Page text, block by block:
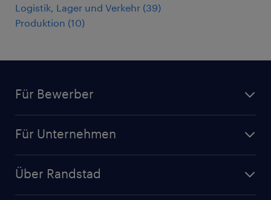
Logistik, Lager und Verkehr (39)
Produktion (10)
Für Bewerber
Initiativbewerbung
Für Unternehmen
Über Randstad